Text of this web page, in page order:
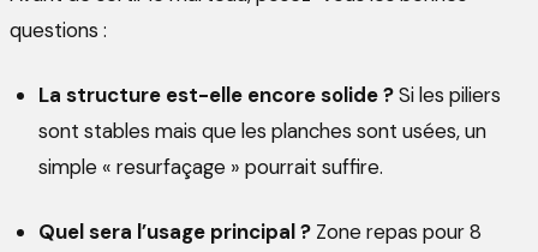
questions :
La structure est-elle encore solide ?Si les piliers
sont stables mais que les planches sont usées, un
simple « resurfaçage » pourrait suffire.
Quel sera l’usage principal ? Zone repas pour 8